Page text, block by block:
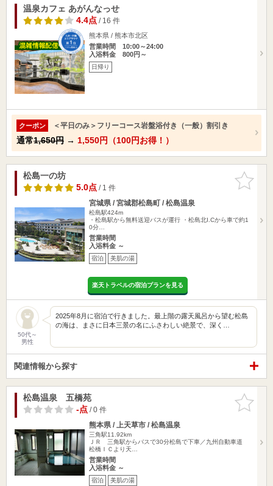
温泉カフェ あがんなっせ
4.4点/ 16 件
熊本県 / 熊本市北区
営業時間 10:00～24:00
入浴料金 800円～
日帰り
クーポン ＜平日のみ＞フリーコース岩盤浴付き（一般）割引き
通常1,650円 → 1,550円（100円お得！）
お気に入
りに追加
松島一の坊
5.0点/ 1 件
宮城県 / 宮城郡松島町 / 松島温泉
松島駅424m
・松島駅から無料送迎バスが運行 ・松島北I.Cから車で約1
0分…
営業時間
入浴料金 ～
宿泊 美肌の湯
楽天トラベルの宿泊プランを見る
50代～
男性
2025年8月に宿泊で行きました。 ​最上階の露天風呂から望む松島
の海は、まさに日本三景の名にふさわしい絶景で、深く…
関連情報から探す
お気に入
りに追加
松島温泉 五橋苑
-点/ 0 件
熊本県 / 上天草市 / 松島温泉
三角駅11.92km
ＪＲ 三角駅からバスで30分松島で下車／九州自動車道
松橋ＩＣより天…
営業時間
入浴料金 ～
宿泊 美肌の湯